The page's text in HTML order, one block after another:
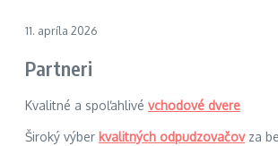
11. apríla 2026
Partneri
Kvalitné a spoľahlivé vchodové dvere
Široký výber kvalitných odpudzovačovza